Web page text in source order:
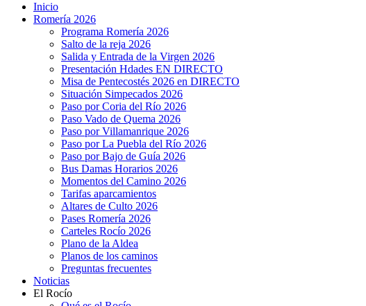
Inicio
Romería 2026
Programa Romería 2026
Salto de la reja 2026
Salida y Entrada de la Virgen 2026
Presentación Hdades EN DIRECTO
Misa de Pentecostés 2026 en DIRECTO
Situación Simpecados 2026
Paso por Coria del Río 2026
Paso Vado de Quema 2026
Paso por Villamanrique 2026
Paso por La Puebla del Río 2026
Paso por Bajo de Guía 2026
Bus Damas Horarios 2026
Momentos del Camino 2026
Tarifas aparcamientos
Altares de Culto 2026
Pases Romería 2026
Carteles Rocío 2026
Plano de la Aldea
Planos de los caminos
Preguntas frecuentes
Noticias
El Rocío